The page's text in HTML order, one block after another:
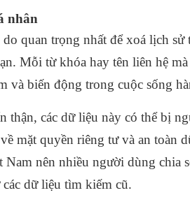
nhân
quan trọng nhất để xoá lịch
Mỗi từ khóa hay tên liên hệ
và biến động trong cuộc sống
thận, các dữ liệu này có thể bị
mặt quyền riêng tư và an toàn
nên nhiều người dùng chia
dữ liệu tìm kiếm cũ.